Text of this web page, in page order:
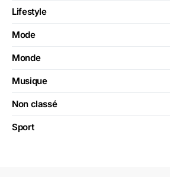
Lifestyle
Mode
Monde
Musique
Non classé
Sport